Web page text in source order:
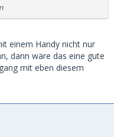
als solche. Und
eben
einem Handy nicht nur
dann wäre das eine gute
mit eben diesem